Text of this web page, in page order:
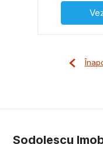
Sodolescu